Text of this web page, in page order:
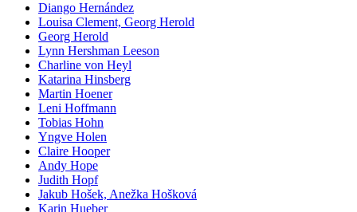
Diango Hernández
Louisa Clement, Georg Herold
Georg Herold
Lynn Hershman Leeson
Charline von Heyl
Katarina Hinsberg
Martin Hoener
Leni Hoffmann
Tobias Hohn
Yngve Holen
Claire Hooper
Andy Hope
Judith Hopf
Jakub Hošek, Anežka Hošková
Karin Hueber